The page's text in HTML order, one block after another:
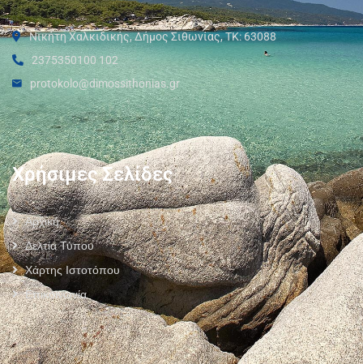
Νικήτη Χαλκιδικής, Δήμος Σιθωνίας, ΤΚ: 63088
2375350100 102
protokolo@dimossithonias.gr
Χρήσιμες Σελίδες
Αρχική
Δελτία Τύπου
Χάρτης Ιστοτόπου
Επικοινωνία